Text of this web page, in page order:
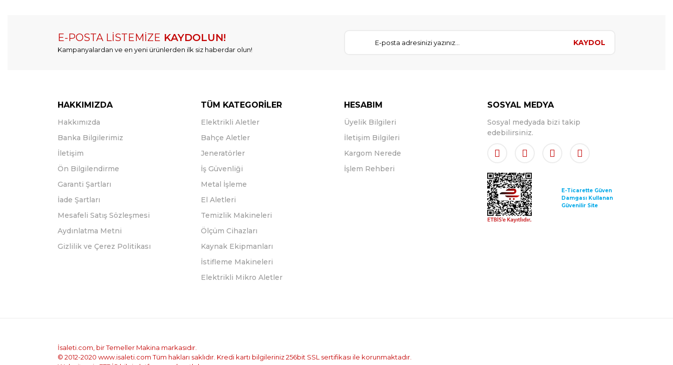
E-POSTA LİSTEMİZE KAYDOLUN!
Kampanyalardan ve en yeni ürünlerden ilk siz haberdar olun!
KAYDOL
HAKKIMIZDA
Hakkımızda
Banka Bilgilerimiz
İletişim
Ön Bilgilendirme
Garanti Şartları
İade Şartları
Mesafeli Satış Sözleşmesi
Aydınlatma Metni
Gizlilik ve Çerez Politikası
TÜM KATEGORİLER
Elektrikli Aletler
Bahçe Aletler
Jeneratörler
İş Güvenliği
Metal İşleme
El Aletleri
Temizlik Makineleri
Ölçüm Cihazları
Kaynak Ekipmanları
İstifleme Makineleri
Elektrikli Mikro Aletler
HESABIM
Üyelik Bilgileri
İletişim Bilgileri
Kargom Nerede
İşlem Rehberi
SOSYAL MEDYA
Sosyal medyada bizi takip
edebilirsiniz.
E-Ticarette Güven
Damgası Kullanan
Güvenilir Site
İsaleti.com, bir Temeller Makina markasıdır.
© 2012-2020 www.isaleti.com Tüm hakları saklıdır. Kredi kartı bilgileriniz 256bit SSL sertifikası ile korunmaktadır.